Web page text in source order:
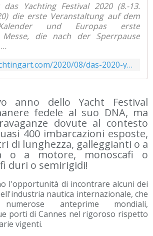
Yachting Festival 2020 (8.-13.
die erste Veranstaltung auf dem
und Europas erste
Messe, die nach der Sperrpause
http://www.yachtingart.com/2020/08/das-2020-yachting-festival-ist-mit-dem-label-safe-clean-ausgezeichnet-worden.html
anno dello Yacht Festival
fedele al suo DNA, ma
dovute al contesto
400 imbarcazioni esposte,
di lunghezza, galleggianti o a
o a motore, monoscafi o
duri o semirigidi!
l'opportunità di incontrare alcuni dei
nautica internazionale, che
numerose anteprime mondiali,
porti di Cannes nel rigoroso rispetto
vigenti.